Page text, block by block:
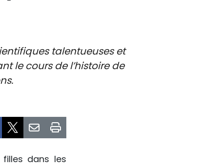
talentueuses et
le cours de l’histoire de
dans les